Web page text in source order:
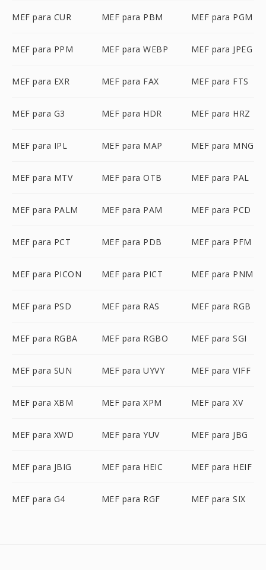
MEF para CUR MEF para PBM MEF para PGM
MEF para PPM MEF para WEBP MEF para JPEG
MEF para EXR MEF para FAX MEF para FTS
MEF para G3 MEF para HDR MEF para HRZ
MEF para IPL MEF para MAP MEF para MNG
MEF para MTV MEF para OTB MEF para PAL
MEF para PALM MEF para PAM MEF para PCD
MEF para PCT MEF para PDB MEF para PFM
MEF para PICON MEF para PICT MEF para PNM
MEF para PSD MEF para RAS MEF para RGB
MEF para RGBA MEF para RGBO MEF para SGI
MEF para SUN MEF para UYVY MEF para VIFF
MEF para XBM MEF para XPM MEF para XV
MEF para XWD MEF para YUV MEF para JBG
MEF para JBIG MEF para HEIC MEF para HEIF
MEF para G4 MEF para RGF MEF para SIX